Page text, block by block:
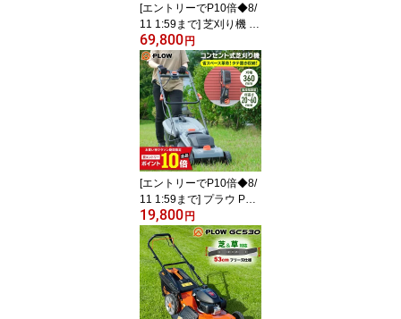
[エントリーでP10倍◆8/
11 1:59まで] 芝刈り機 プ
ラウ ホンダエンジン 自
走式 芝刈機 エンジン式
【GC480】 刈幅48cm 刈
高さ20〜80mm 60L集草
グラスバッグ 足元が汚れ
ない集草バッグ マルチン
グ オートチョーク フリ
ー刃 時短 ガーデニング
芝生 庭 草刈り 芝刈り
69,800円
[エントリーでP10倍◆8/
11 1:59まで] プラウ PLO
W コンセント式 芝刈機 P
H-GC360P タテ置き収納
刈幅36cm 刈高さ20〜60
mm 大容量40L集草バッ
グ付 手押し式 電動
19,800円